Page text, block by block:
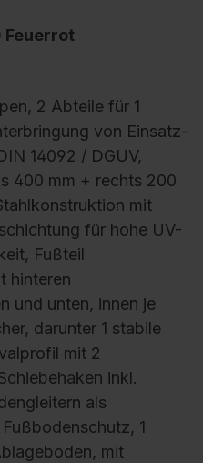
Feuerrot
2 Abteile für 1
von Einsatz-
14092 / DGUV,
400 mm + rechts 200
mit
für hohe UV-
Fußteil
hinteren
und unten, innen je
darunter 1 stabile
mit 2
inkl.
als
1
mit